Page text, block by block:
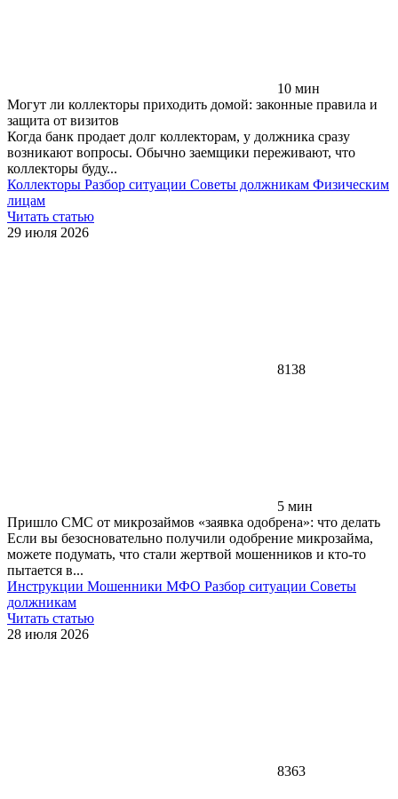
10 мин
Могут ли коллекторы приходить домой: законные правила и
защита от визитов
Когда банк продает долг коллекторам, у должника сразу
возникают вопросы. Обычно заемщики переживают, что
коллекторы буду...
Коллекторы Разбор ситуации Советы должникам Физическим
лицам
Читать статью
29 июля 2026
8138
5 мин
Пришло СМС от микрозаймов «заявка одобрена»: что делать
Если вы безосновательно получили одобрение микрозайма,
можете подумать, что стали жертвой мошенников и кто-то
пытается в...
Инструкции Мошенники МФО Разбор ситуации Советы
должникам
Читать статью
28 июля 2026
8363